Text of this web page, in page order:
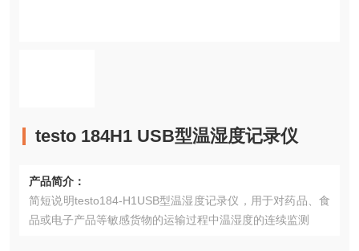
testo 184H1 USB型温湿度记录仪
产品简介：
简短说明testo184-H1USB型温湿度记录仪，用于对药品、食
品或电子产品等敏感货物的运输过程中温湿度的连续监测